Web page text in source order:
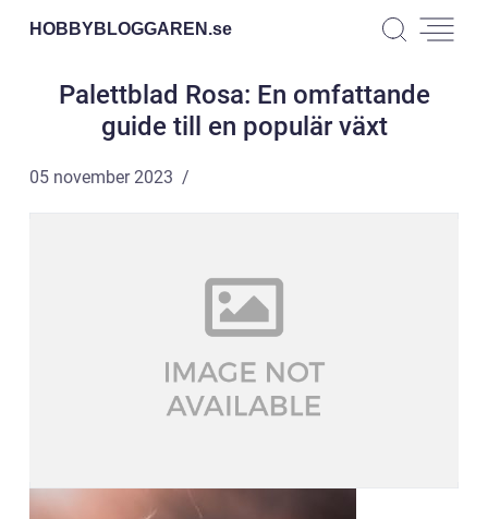
HOBBYBLOGGAREN.se
Palettblad Rosa: En omfattande
guide till en populär växt
05 november 2023